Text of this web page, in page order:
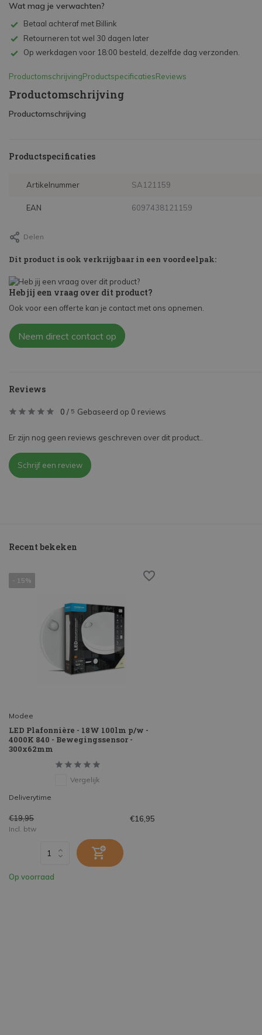
Wat mag je verwachten?
Betaal achteraf met Billink
Retourneren tot wel 30 dagen later
Op werkdagen voor 18:00 besteld, dezelfde dag verzonden.
ProductomschrijvingProductspecificatiesReviews
Productomschrijving
Productomschrijving
Productspecificaties
Artikelnummer SA121159
EAN 6097438121159
Delen
Dit product is ook verkrijgbaar in een voordeelpak:
Heb jij een vraag over dit product?
Ook voor een offerte kan je contact met ons opnemen.
Neem direct contact op
Reviews
0 / 5 Gebaseerd op 0 reviews
Er zijn nog geen reviews geschreven over dit product..
Schrijf een review
Recent bekeken
- 15%
Modee
LED Plafonnière - 18W 100lm p/w -
4000K 840 - Bewegingssensor -
300x62mm
Vergelijk
Deliverytime
€19,95 €16,95
Incl. btw
Op voorraad